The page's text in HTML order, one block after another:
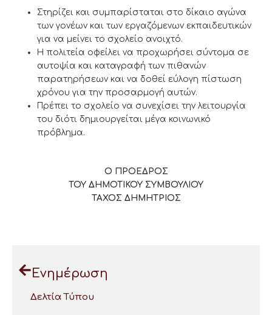
Στηρίζει και συμπαρίσταται στο δίκαιο αγώνα
των γονέων και των εργαζόμενων εκπαιδευτικών
για να μείνει το σχολείο ανοιχτό.
Η πολιτεία οφείλει να προχωρήσει σύντομα σε
αυτοψία και καταγραφή των πιθανών
παρατηρήσεων και να δοθεί εύλογη πίστωση
χρόνου για την προσαρμογή αυτών.
Πρέπει το σχολείο να συνεχίσει την λειτουργία
του διότι δημιουργείται μέγα κοινωνικό
πρόβλημα.
Ο ΠΡΟΕΔΡΟΣ
ΤΟΥ ΔΗΜΟΤΙΚΟΥ ΣΥΜΒΟΥΛΙΟΥ
ΤΑΧΟΣ ΔΗΜΗΤΡΙΟΣ
Ενημέρωση
Δελτία Τύπου